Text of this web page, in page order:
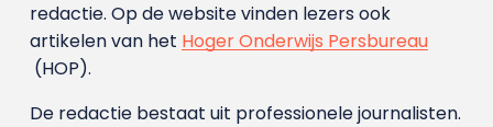
redactie. Op de website vinden lezers ook
artikelen van het Hoger Onderwijs Persbureau
(HOP).
De redactie bestaat uit professionele journalisten.